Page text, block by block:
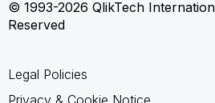
© 1993-2026 QlikTech
Reserved
Legal Policies